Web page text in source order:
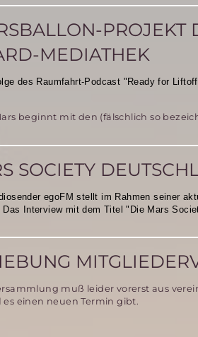
PROJEKT
MEDIATHEK
des Raumfahrt-Podcast "Ready for
beginnt mit den (fälschlich so
SOCIETY
egoFM stellt im Rahmen seiner
Interview mit dem Titel "Die Mars
muß leider vorerst aus
einen neuen Termin gibt.